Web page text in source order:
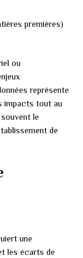
premières)
ou
représente
impacts tout au
le
de
une
les écarts de